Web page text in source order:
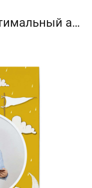
Планета Детства (оптимальный альбом)